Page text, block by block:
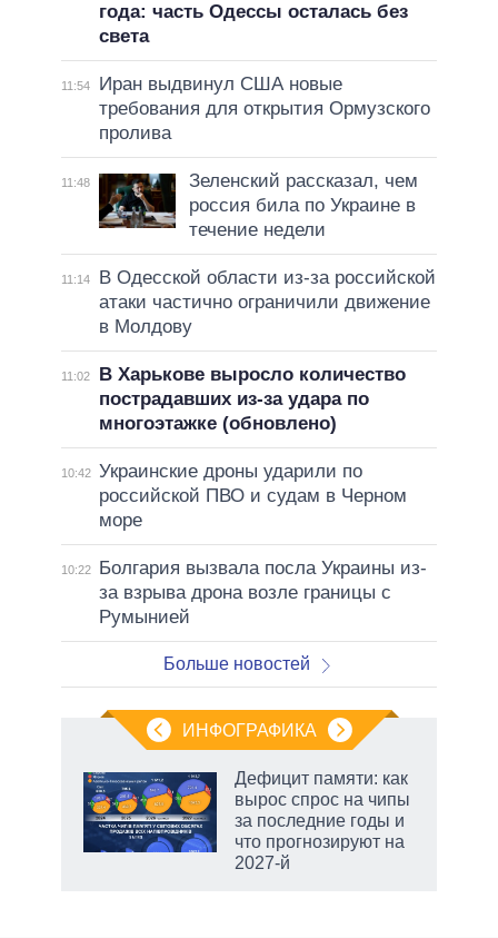
года: часть Одессы осталась без
света
11:54
Иран выдвинул США новые
требования для открытия Ормузского
пролива
11:48
Зеленский рассказал, чем
россия била по Украине в
течение недели
11:14
В Одесской области из-за российской
атаки частично ограничили движение
в Молдову
11:02
В Харькове выросло количество
пострадавших из-за удара по
многоэтажке (обновлено)
10:42 Украинские дроны ударили по
российской ПВО и судам в Черном
море
10:22
Болгария вызвала посла Украины из-
за взрыва дрона возле границы с
Румынией
Больше новостей
ИНФОГРАФИКА
Дефицит памяти: как
вырос спрос на чипы
за последние годы и
что прогнозируют на
2027-й